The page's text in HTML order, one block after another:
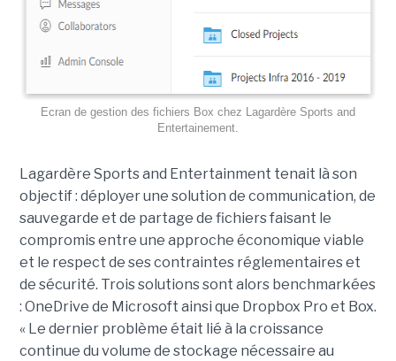
Ecran de gestion des fichiers Box chez Lagardère Sports and
Entertainement.
Lagardère Sports and Entertainment tenait là son
objectif : déployer une solution de communication, de
sauvegarde et de partage de fichiers faisant le
compromis entre une approche économique viable
et le respect de ses contraintes réglementaires et
de sécurité. Trois solutions sont alors benchmarkées
: OneDrive de Microsoft ainsi que Dropbox Pro et Box.
« Le dernier problème était lié à la croissance
continue du volume de stockage nécessaire au